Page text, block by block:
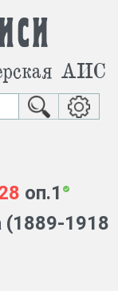
АИС
оп.1
1918